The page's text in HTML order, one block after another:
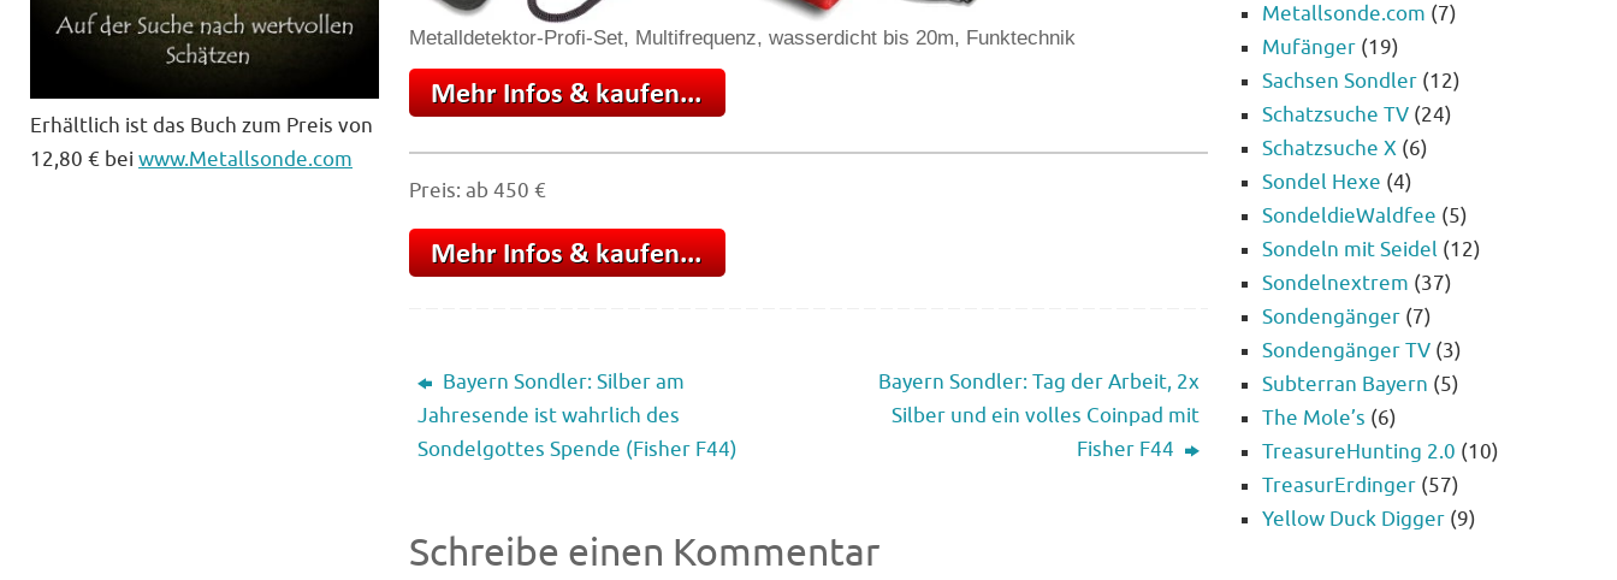
Metalldetektor-Profi-Set, Multifrequenz, wasserdicht bis 20m, Funktechnik
Preis: ab 450 €
Bayern Sondler: Silber am
Jahresende ist wahrlich des
Sondelgottes Spende (Fisher F44)
Bayern Sondler: Tag der Arbeit, 2x
Silber und ein volles Coinpad mit
Fisher F44
Schreibe einen Kommentar
Erhältlich ist das Buch zum Preis von
12,80 € bei www.Metallsonde.com
Metallsonde.com (7)
Mufänger (19)
Sachsen Sondler (12)
Schatzsuche TV (24)
Schatzsuche X (6)
Sondel Hexe (4)
SondeldieWaldfee (5)
Sondeln mit Seidel (12)
Sondelnextrem (37)
Sondengänger (7)
Sondengänger TV (3)
Subterran Bayern (5)
The Mole’s (6)
TreasureHunting 2.0 (10)
TreasurErdinger (57)
Yellow Duck Digger (9)